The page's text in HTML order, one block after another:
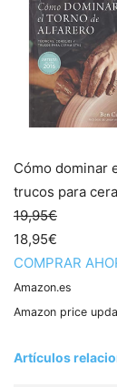
Cómo dominar
trucos para
19,95€
18,95€
COMPRAR
Amazon.es
Amazon price
Artículos